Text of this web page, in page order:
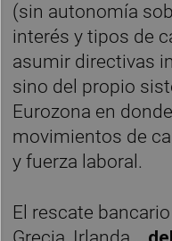
(sin autonomía
interés y tipos de
asumir directivas
sino del propio
Eurozona en
movimientos de
y fuerza laboral.
El rescate